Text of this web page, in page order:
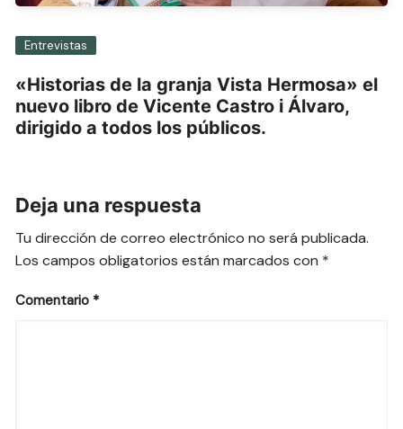
Entrevistas
«Historias de la granja Vista Hermosa» el
nuevo libro de Vicente Castro i Álvaro,
dirigido a todos los públicos.
Deja una respuesta
Tu dirección de correo electrónico no será publicada.
Los campos obligatorios están marcados con *
Comentario *